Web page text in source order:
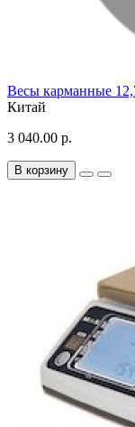
Весы карманные
Китай
3 040.00 р.
В корзину